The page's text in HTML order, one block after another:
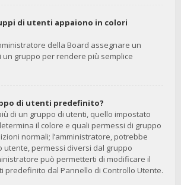
di utenti appaiono in colori
della Board assegnare un
un gruppo per rendere più semplice
di utenti predefinito?
di un gruppo di utenti, quello impostato
il colore e quali permessi di gruppo
normali; l’amministratore, potrebbe
utente, permessi diversi dal gruppo
può permetterti di modificare il
predefinito dal Pannello di Controllo Utente.